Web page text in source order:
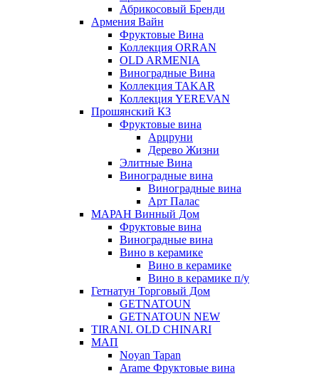
Абрикосовый Бренди
Армения Вайн
Фруктовые Вина
Коллекция ORRAN
OLD ARMENIA
Виноградные Вина
Коллекция TAKAR
Коллекция YEREVAN
Прошянский КЗ
Фруктовые вина
Арцруни
Дерево Жизни
Элитные Вина
Виноградные вина
Виноградные вина
Арт Палас
МАРАН Винный Дом
Фруктовые вина
Виноградные вина
Вино в керамике
Вино в керамике
Вино в керамике п/у
Гетнатун Торговый Дом
GETNATOUN
GETNATOUN NEW
TIRANI. OLD CHINARI
МАП
Noyan Tapan
Arame Фруктовые вина